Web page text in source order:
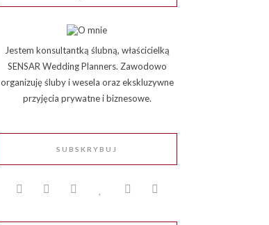
Jestem konsultantką ślubną, właścicielką
SENSAR Wedding Planners. Zawodowo
organizuję śluby i wesela oraz ekskluzywne
przyjęcia prywatne i biznesowe.
SUBSKRYBUJ